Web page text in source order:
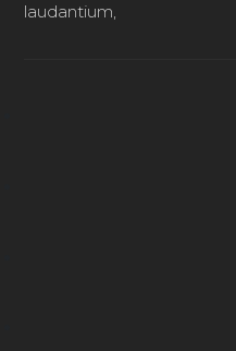
laudantium,